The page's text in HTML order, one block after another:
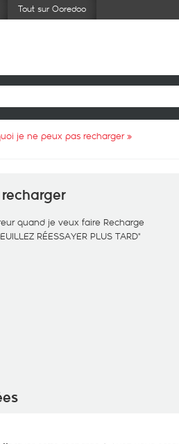
Tout sur Ooredoo
je ne peux pas recharger»
quand je veux faire Recharge
RÉESSAYER PLUS TARD"